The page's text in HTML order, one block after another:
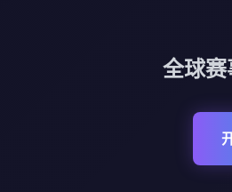
全球